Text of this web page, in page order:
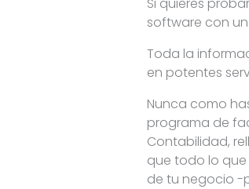
software con
Toda la
en potentes
Nunca como
programa de
Contabilidad,
que todo lo
de tu negocio -